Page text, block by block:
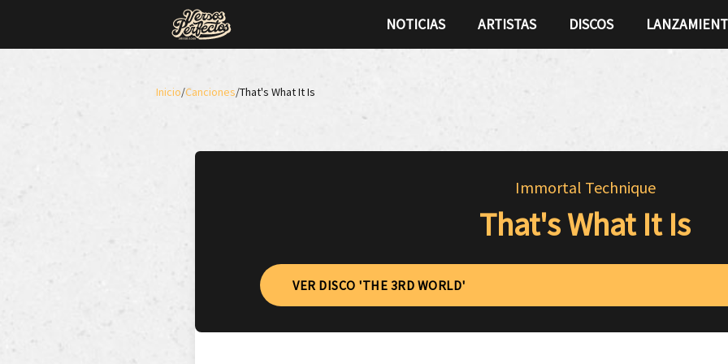
NOTICIAS ARTISTAS DISCOS
Inicio/Canciones/That's What It Is
Immortal Technique
That's What It Is
VER DISCO 'THE 3RD WORLD'